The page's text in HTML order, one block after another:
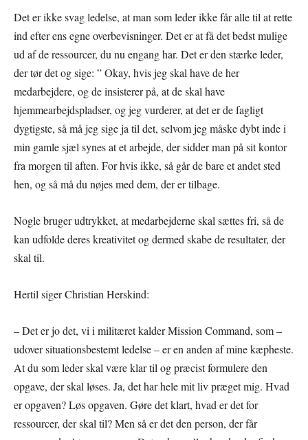
Det er ikke svag ledelse, at man som leder ikke får alle til at rette
ind efter ens egne overbevisninger. Det er at få det bedst mulige
ud af de ressourcer, du nu engang har. Det er den stærke leder,
der tør det og sige: ” Okay, hvis jeg skal have de her
medarbejdere, og de insisterer på, at de skal have
hjemmearbejdspladser, og jeg vurderer, at det er de fagligt
dygtigste, så må jeg sige ja til det, selvom jeg måske dybt inde i
min gamle sjæl synes at et arbejde, der sidder man på sit kontor
fra morgen til aften. For hvis ikke, så går de bare et andet sted
hen, og så må du nøjes med dem, der er tilbage.
Nogle bruger udtrykket, at medarbejderne skal sættes fri, så de
kan udfolde deres kreativitet og dermed skabe de resultater, der
skal til.
Hertil siger Christian Herskind:
– Det er jo det, vi i militæret kalder Mission Command, som –
udover situationsbestemt ledelse – er en anden af mine kæpheste.
At du som leder skal være klar til og præcist formulere den
opgave, der skal løses. Ja, det har hele mit liv præget mig. Hvad
er opgaven? Løs opgaven. Gøre det klart, hvad er det for
ressourcer, der skal til? Men så er det den person, der får